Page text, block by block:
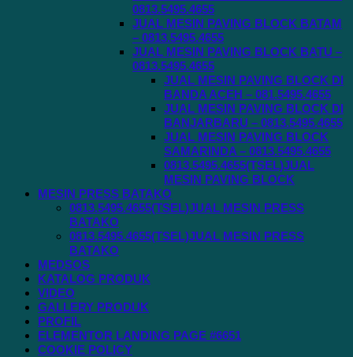
0813.5495.4655
JUAL MESIN PAVING BLOCK BATAM
– 0813.5495.4655
JUAL MESIN PAVING BLOCK BATU –
0813.5495.4655
JUAL MESIN PAVING BLOCK DI
BANDA ACEH – 081.5495.4655
JUAL MESIN PAVING BLOCK DI
BANJARBARU – 0813.5495.4655
JUAL MESIN PAVING BLOCK
SAMARINDA – 0813.5495.4655
0813.5495.4655(TSEL)JUAL
MESIN PAVING BLOCK
MESIN PRESS BATAKO
0813.5495.4655(TSEL)JUAL MESIN PRESS
BATAKO
0813.5495.4655(TSEL)JUAL MESIN PRESS
BATAKO
MEDSOS
KATALOG PRODUK
VIDEO
GALLERY PRODUK
PROFIL
ELEMENTOR LANDING PAGE #6651
COOKIE POLICY